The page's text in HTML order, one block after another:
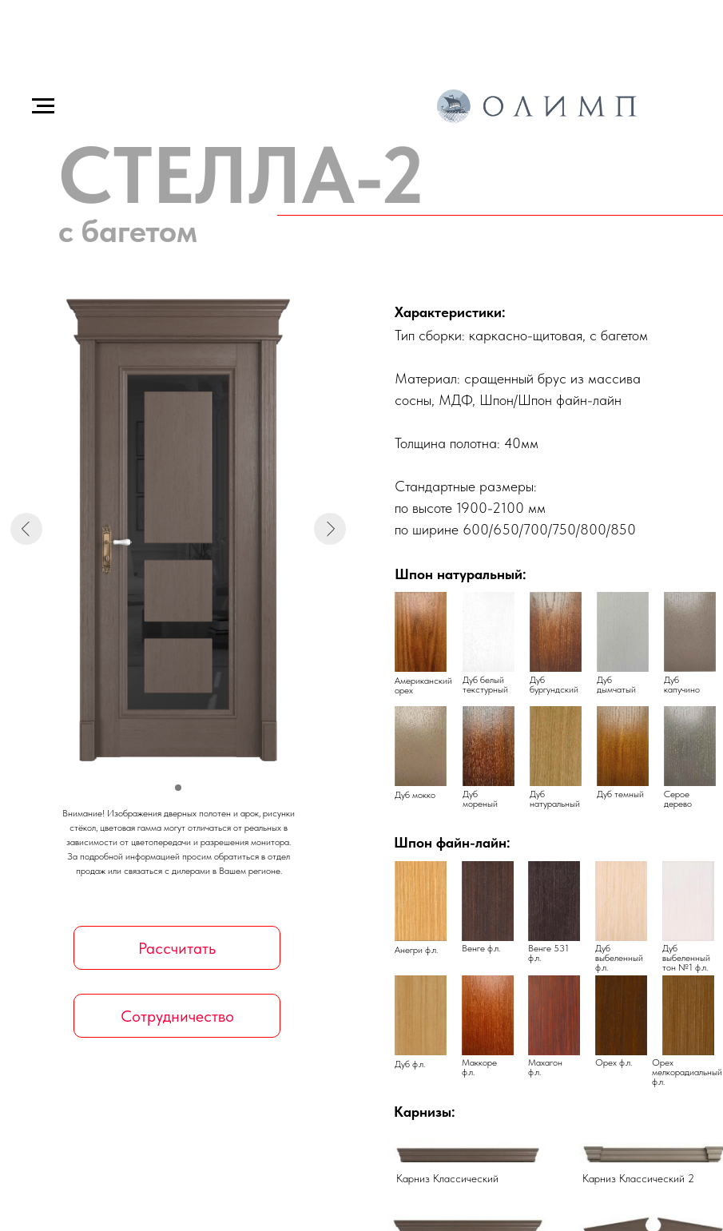
СТЕЛЛА-2
с багетом
Характеристики:
Тип сборки: каркасно-щитовая, с багетом
Материал: сращенный брус из массива
сосны, МДФ, Шпон/Шпон файн-лайн
Толщина полотна: 40мм
Стандартные размеры:
по высоте 1900-2100 мм
по ширине 600/650/700/750/800/850
Анегри ф.л. Венге ф.л.
Венге 531
ф.л.
Дуб
выбеленный
ф.л.
Дуб
выбеленный
тон №1 ф.л.
Дуб ф.л.
Маккоре
ф.л.
Махагон
ф.л.
Орех ф.л.
Орех
мелкорадиальный
ф.л.
Американский
орех
Дуб белый
текстурный
Дуб
бургундский
Дуб
дымчатый
Дуб мокко
Дуб
мореный
Дуб
натуральный
Дуб темный
Дуб
капучино
Серое
дерево
Карниз Классический 2
Карниз Классический
Шпон натуральный:
Шпон файн-лайн:
Внимание! Изображения дверных полотен и арок, рисунки
стёкол, цветовая гамма могут отличаться от реальных в
зависимости от цветопередачи и разрешения монитора.
За подробной информацией просим обратиться в отдел
продаж или связаться с дилерами в Вашем регионе.
Карнизы:
Рассчитать
Сотрудничество